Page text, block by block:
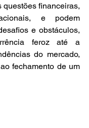
questões financeiras,
e podem
e obstáculos,
feroz até a
do mercado,
fechamento de um